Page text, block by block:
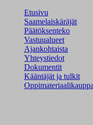
Etusivu
Saamelaiskäräjät
Päätöksenteko
Vastuualueet
Ajankohtaista
Yhteystiedot
Dokumentit
Kääntäjät ja tulkit
Oppimateriaalikauppa